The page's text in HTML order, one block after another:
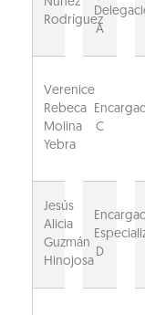
Rodríguez
A
Verenice
Rebeca
Molina
Yebra
C
Jesús
Alicia
Guzmán
Hinojosa
D